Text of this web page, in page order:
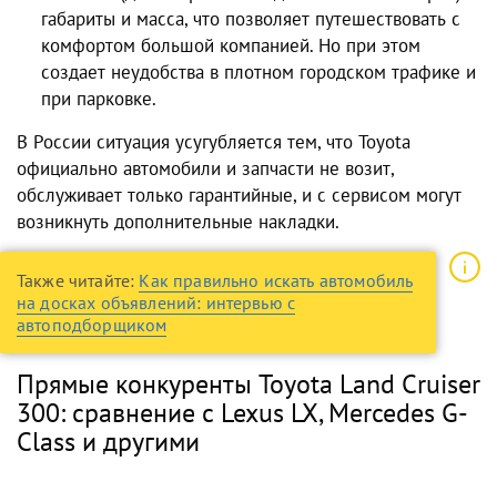
габариты и масса, что позволяет путешествовать с
комфортом большой компанией. Но при этом
создает неудобства в плотном городском трафике и
при парковке.
В России ситуация усугубляется тем, что Toyota
официально автомобили и запчасти не возит,
обслуживает только гарантийные, и с сервисом могут
возникнуть дополнительные накладки.
Также читайте: Как правильно искать автомобиль
на досках объявлений: интервью с
автоподборщиком
Прямые конкуренты Toyota Land Cruiser
300: сравнение с Lexus LX, Mercedes G-
Class и другими